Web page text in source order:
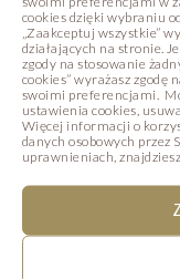
cookies dzięki wybraniu
„Zaakceptuj wszystkie”
działających na stronie.
zgody na stosowanie
cookies” wyrażasz zgodę
swoimi preferencjami.
ustawienia cookies,
Więcej informacji o
danych osobowych przez
uprawnieniach,
Ana jest
ambitną
Pochodzi z
łamie
nietypowe
nowatorskie
specjalistką